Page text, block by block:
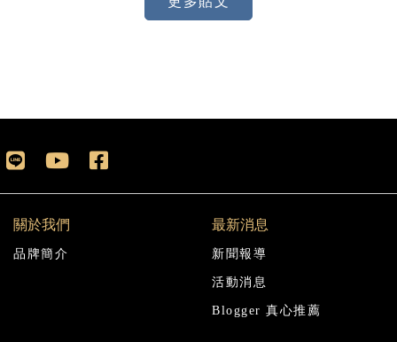
關於我們
品牌簡介
最新消息
新聞報導
活動消息
Blogger 真心推薦